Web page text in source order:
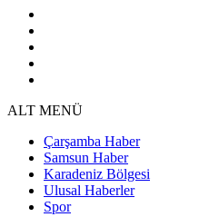
ALT MENÜ
Çarşamba Haber
Samsun Haber
Karadeniz Bölgesi
Ulusal Haberler
Spor